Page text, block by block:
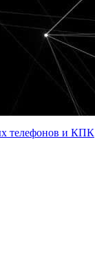
телефонов и КПК